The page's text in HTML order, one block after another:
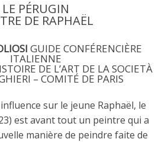
LE PÉRUGIN
DE RAPHAËL
GUIDE CONFÉRENCIÈRE
ITALIENNE
DE L’ART DE LA SOCIETÀ
– COMITÉ DE PARIS
sur le jeune Raphaël, le
est avant tout un peintre qui a
manière de peindre faite de